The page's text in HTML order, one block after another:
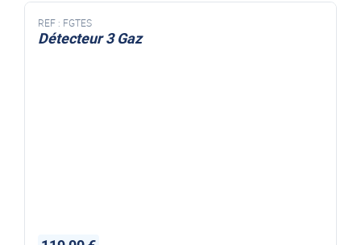
REF : FGTES
Détecteur 3 Gaz